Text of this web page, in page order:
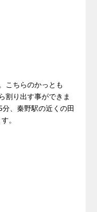
こちらのかっとも
割り出す事ができま
、秦野駅の近くの田
。